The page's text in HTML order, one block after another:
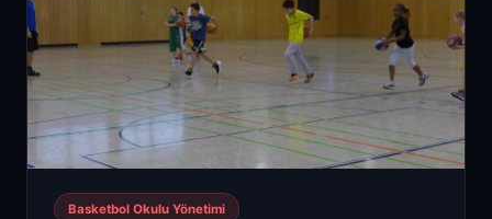
Basketbol Okulu Yönetimi